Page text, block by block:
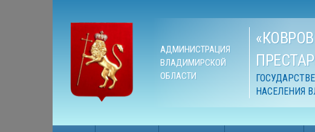
АДМИНИСТРАЦИЯ
ВЛАДИМИРСКОЙ
ОБЛАСТИ
НАСЕЛЕНИЯ